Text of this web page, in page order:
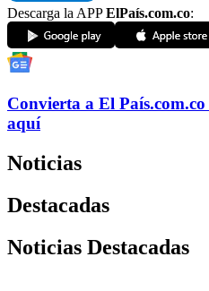
Descarga la APPElPaís.com.co:
Convierta a El País.com.co
aquí
Noticias
Destacadas
Noticias Destacadas